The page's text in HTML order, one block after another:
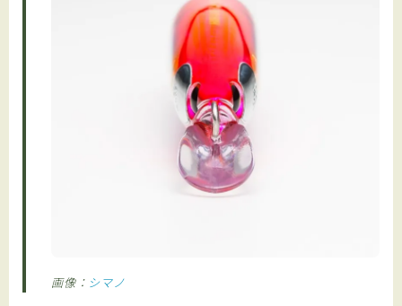
画像： シマノ